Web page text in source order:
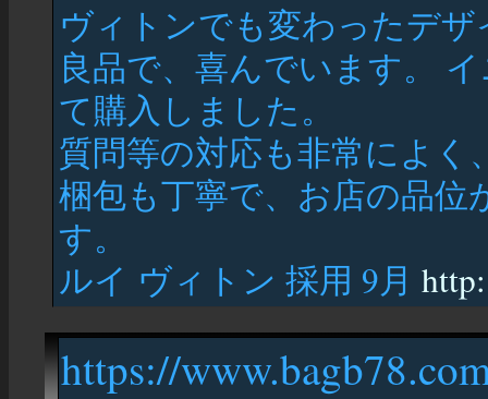
ヴィトンでも変わったデ
良品で、喜んでいます。
て購入しました。
質問等の対応も非常によ
梱包も丁寧で、お店の品
す。
ルイ ヴィトン 採用 9月 http:
https://